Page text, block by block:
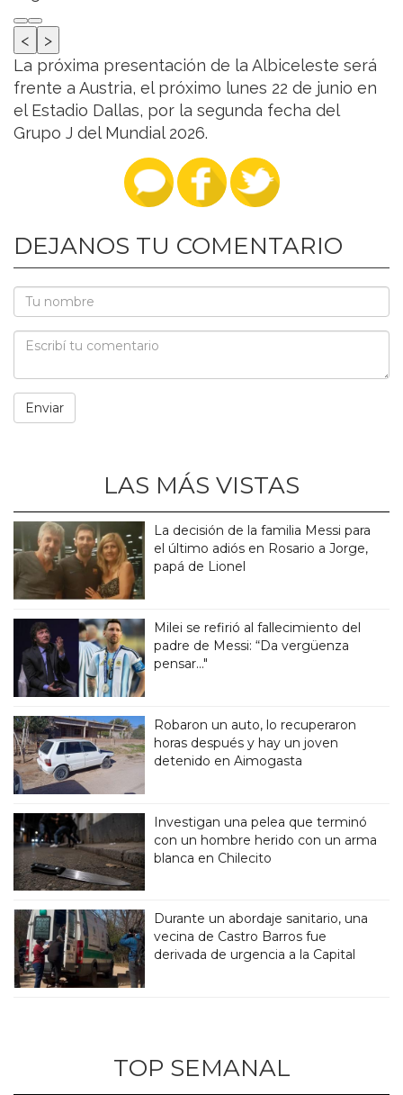
<
>
La próxima presentación de la Albiceleste será
frente a Austria, el próximo lunes 22 de junio en
el Estadio Dallas, por la segunda fecha del
Grupo J del Mundial 2026.
DEJANOS TU COMENTARIO
LAS MÁS VISTAS
La decisión de la familia Messi para
el último adiós en Rosario a Jorge,
papá de Lionel
Milei se refirió al fallecimiento del
padre de Messi: “Da vergüenza
pensar..."
Robaron un auto, lo recuperaron
horas después y hay un joven
detenido en Aimogasta
Investigan una pelea que terminó
con un hombre herido con un arma
blanca en Chilecito
Durante un abordaje sanitario, una
vecina de Castro Barros fue
derivada de urgencia a la Capital
TOP SEMANAL